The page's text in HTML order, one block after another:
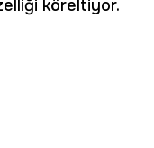
köreltiyor.